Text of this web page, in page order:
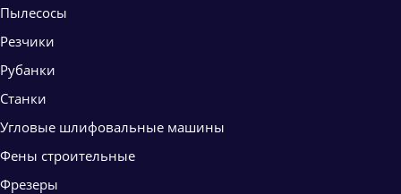
Пылесосы
Резчики
Рубанки
Станки
Угловые шлифовальные машины
Фены строительные
Фрезеры